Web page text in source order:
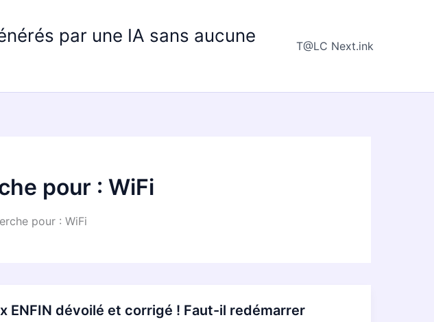
par une IA sans aucune
T@LC Next.ink
pour : WiFi
pour : WiFi
ENFIN dévoilé et corrigé ! Faut-il redémarrer